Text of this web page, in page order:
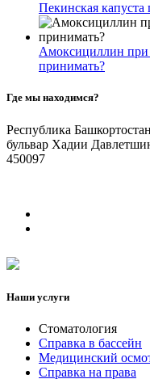
Пекинская капуста
Амоксициллин при
принимать?
Где мы находимся?
Республика
бульвар Хадии
450097
Наши услуги
Стоматология
Справка в бассейн
Медицинский
Справка на права